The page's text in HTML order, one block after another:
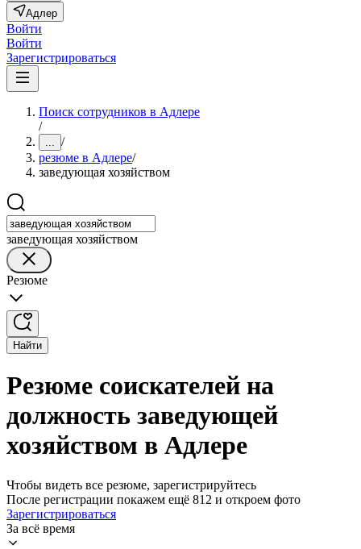
Адлер
Войти
Войти
Зарегистрироваться
Поиск сотрудников в Адлере
/
... /
резюме в Адлере/
заведующая хозяйством
заведующая хозяйством
Резюме
Найти
Резюме соискателей на
должность заведующей
хозяйством в Адлере
Чтобы видеть все резюме, зарегистрируйтесь
После регистрации покажем ещё 812 и откроем фото
Зарегистрироваться
За всё время